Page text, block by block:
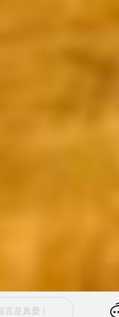
言是真爱！